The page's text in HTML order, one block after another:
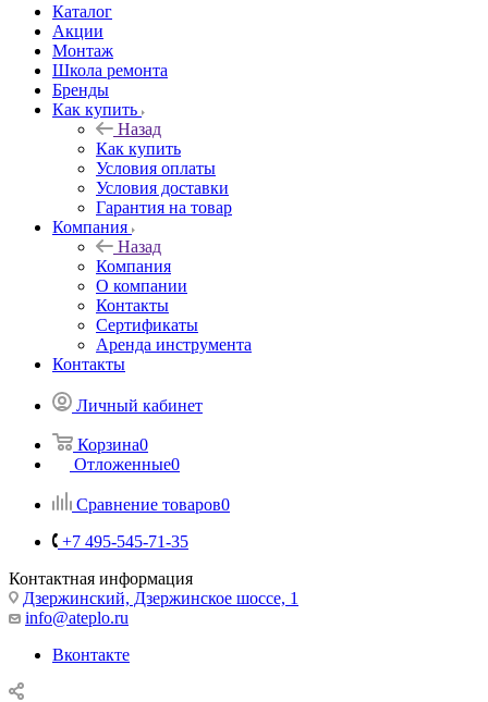
Каталог
Акции
Монтаж
Школа ремонта
Бренды
Как купить
Назад
Как купить
Условия оплаты
Условия доставки
Гарантия на товар
Компания
Назад
Компания
О компании
Контакты
Сертификаты
Аренда инструмента
Контакты
Личный кабинет
Корзина0
Отложенные0
Сравнение товаров0
+7 495-545-71-35
Контактная информация
Дзержинский, Дзержинское шоссе, 1
info@ateplo.ru
Вконтакте